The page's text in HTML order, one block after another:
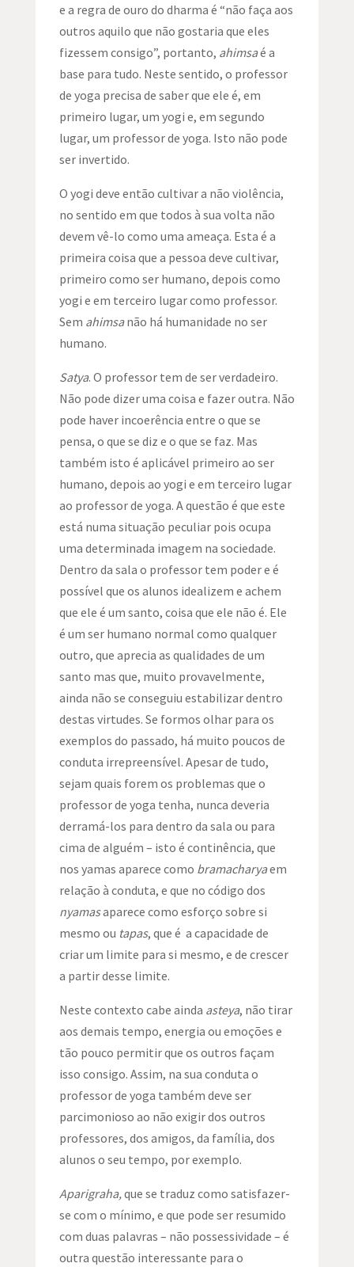
e a regra de ouro do dharma é “não faça aos
outros aquilo que não gostaria que eles
fizessem consigo”, portanto, ahimsaé a
base para tudo. Neste sentido, o professor
de yoga precisa de saber que ele é, em
primeiro lugar, um yogi e, em segundo
lugar, um professor de yoga. Isto não pode
ser invertido.
O yogi deve então cultivar a não violência,
no sentido em que todos à sua volta não
devem vê-lo como uma ameaça. Esta é a
primeira coisa que a pessoa deve cultivar,
primeiro como ser humano, depois como
yogi e em terceiro lugar como professor.
Sem ahimsanão há humanidade no ser
humano.
Satya. O professor tem de ser verdadeiro.
Não pode dizer uma coisa e fazer outra. Não
pode haver incoerência entre o que se
pensa, o que se diz e o que se faz. Mas
também isto é aplicável primeiro ao ser
humano, depois ao yogi e em terceiro lugar
ao professor de yoga. A questão é que este
está numa situação peculiar pois ocupa
uma determinada imagem na sociedade.
Dentro da sala o professor tem poder e é
possível que os alunos idealizem e achem
que ele é um santo, coisa que ele não é. Ele
é um ser humano normal como qualquer
outro, que aprecia as qualidades de um
santo mas que, muito provavelmente,
ainda não se conseguiu estabilizar dentro
destas virtudes. Se formos olhar para os
exemplos do passado, há muito poucos de
conduta irrepreensível. Apesar de tudo,
sejam quais forem os problemas que o
professor de yoga tenha, nunca deveria
derramá-los para dentro da sala ou para
cima de alguém – isto é continência, que
nos yamas aparece como bramacharyaem
relação à conduta, e que no código dos
nyamasaparece como esforço sobre si
mesmo ou tapas, que é a capacidade de
criar um limite para si mesmo, e de crescer
a partir desse limite.
Neste contexto cabe ainda asteya, não tirar
aos demais tempo, energia ou emoções e
tão pouco permitir que os outros façam
isso consigo. Assim, na sua conduta o
professor de yoga também deve ser
parcimonioso ao não exigir dos outros
professores, dos amigos, da família, dos
alunos o seu tempo, por exemplo.
Aparigraha, que se traduz como satisfazer-
se com o mínimo, e que pode ser resumido
com duas palavras – não possessividade – é
outra questão interessante para o